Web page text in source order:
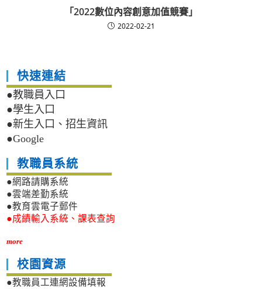
「2022數位內容創意加值競賽」
2022-02-21
快速連結
●教職員入口
●學生入口
●新生入口、招生資訊
●Google
教職員系統
●網路請購系統
●雲端差勤系統
●教育雲電子郵件
●成績輸入系統、課表查詢
more
校園資源
●教職員工連網設備填報